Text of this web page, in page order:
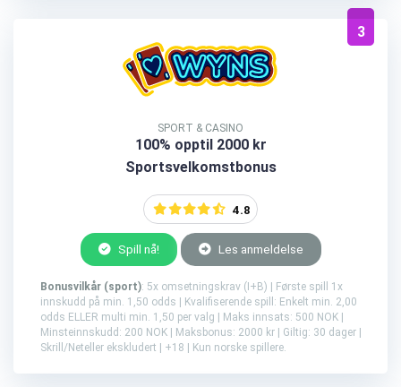
3
SPORT & CASINO
100% opptil 2000 kr
Sportsvelkomstbonus
4.8
Spill nå! Les anmeldelse
Bonusvilkår (sport): 5x omsetningskrav (I+B) | Første spill 1x
innskudd på min. 1,50 odds | Kvalifiserende spill: Enkelt min. 2,00
odds ELLER multi min. 1,50 per valg | Maks innsats: 500 NOK |
Minsteinnskudd: 200 NOK | Maksbonus: 2000 kr | Giltig: 30 dager |
Skrill/Neteller ekskludert | +18 | Kun norske spillere.